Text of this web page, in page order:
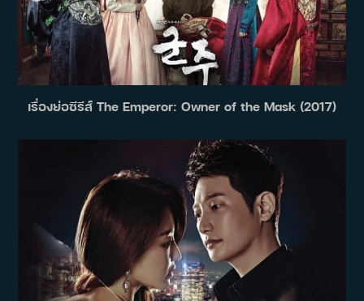
เรื่องย่อซีรีส์ The Emperor: Owner of the Mask (2017)